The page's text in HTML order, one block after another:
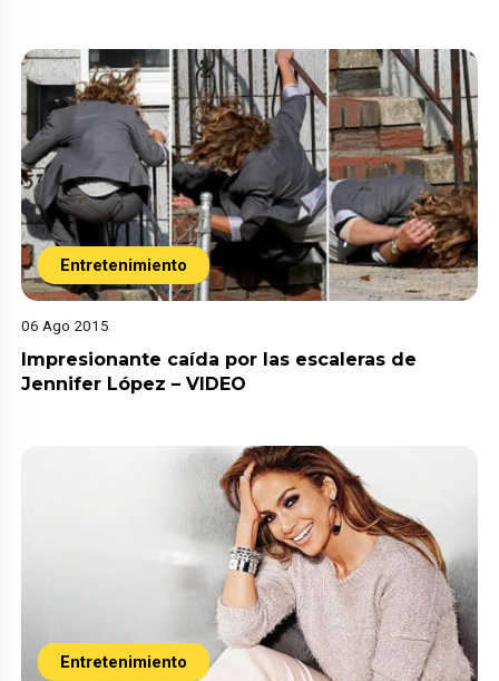
Entretenimiento
06 Ago 2015
Impresionante caída por las escaleras de
Jennifer López – VIDEO
Entretenimiento